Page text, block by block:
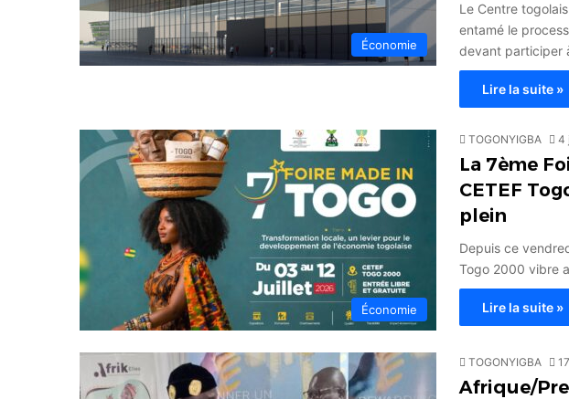
Économie
Le Centre
entamé le
devant participer
Lire la suite »
Économie
TOGONYIGBA 4
La 7ème
CETEF
plein
Depuis ce
Togo 2000 vibre
Lire la suite »
TOGONYIGBA
Afrique/